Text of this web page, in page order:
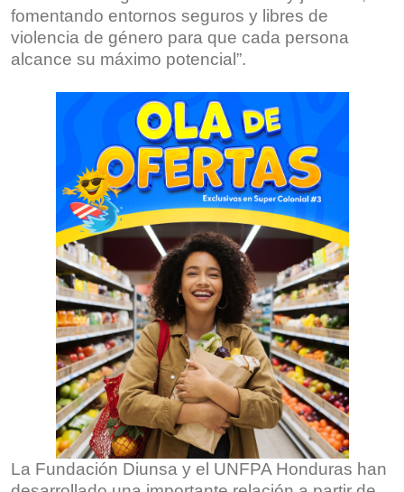
fomentando entornos seguros y libres de
violencia de género para que cada persona
alcance su máximo potencial”.
La Fundación Diunsa y el UNFPA Honduras han